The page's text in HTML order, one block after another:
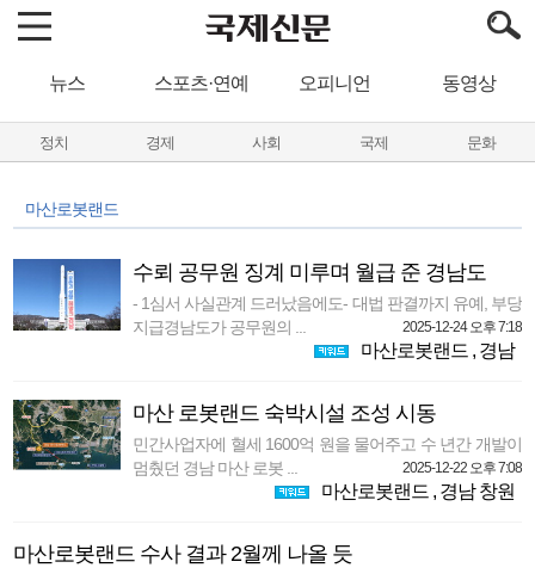
뉴스 스포츠·연예 오피니언 동영상
정치 경제 사회 국제 문화
마산로봇랜드
수뢰 공무원 징계 미루며 월급 준 경남도
- 1심서 사실관계 드러났음에도- 대법 판결까지 유예, 부당
지급경남도가 공무원의 ...
2025-12-24 오후 7:18
마산로봇랜드 , 경남
마산 로봇랜드 숙박시설 조성 시동
민간사업자에 혈세 1600억 원을 물어주고 수 년간 개발이
멈췄던 경남 마산 로봇 ...
2025-12-22 오후 7:08
마산로봇랜드 , 경남 창원
마산로봇랜드 수사 결과 2월께 나올 듯